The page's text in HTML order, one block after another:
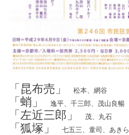
「昆布売」 松本、網谷
「蛸」 逸平、千三郎、茂山良暢
「左近三郎」 茂、丸石
「狐塚」 七五三、童司、あきら